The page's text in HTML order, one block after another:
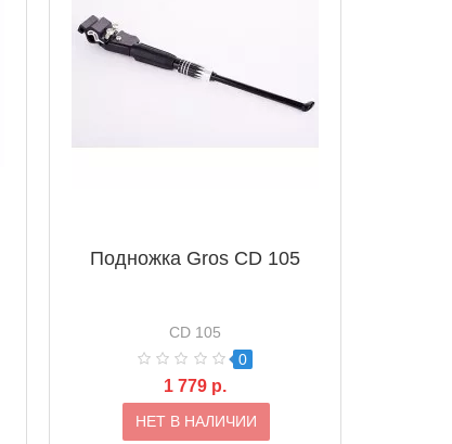
Подножка Gros CD 105
CD 105
0
1 779 р.
НЕТ В НАЛИЧИИ